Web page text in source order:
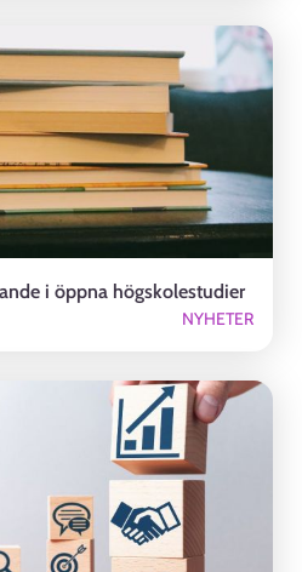
i öppna högskolestudier
NYHETER